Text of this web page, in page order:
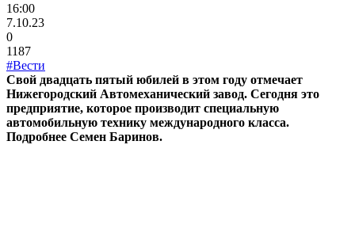
16:00
7.10.23
0
1187
#Вести
Свой двадцать пятый юбилей в этом году отмечает
Нижегородский Автомеханический завод. Сегодня это
предприятие, которое производит специальную
автомобильную технику международного класса.
Подробнее Семен Баринов.